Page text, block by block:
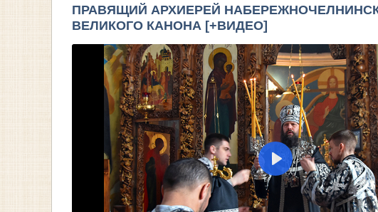
ПРАВЯЩИЙ АРХИЕРЕЙ
ВЕЛИКОГО КАНОНА [+ВИДЕО]
Play